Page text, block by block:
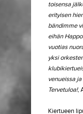
toisensa
erityisen
bändimme
eihän
vuotias
yksi
venueissa
Tervetuloa!,
Kiertueen